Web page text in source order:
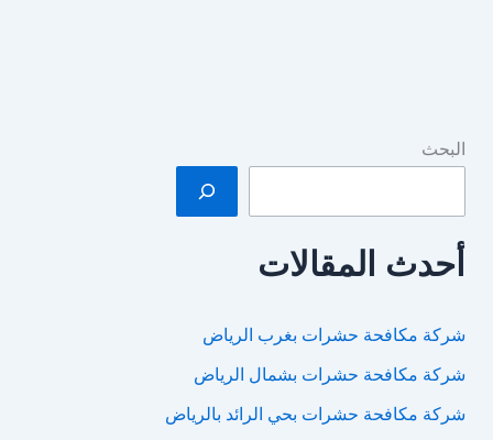
البحث
أحدث المقالات
شركة مكافحة حشرات بغرب الرياض
شركة مكافحة حشرات بشمال الرياض
شركة مكافحة حشرات بحي الرائد بالرياض